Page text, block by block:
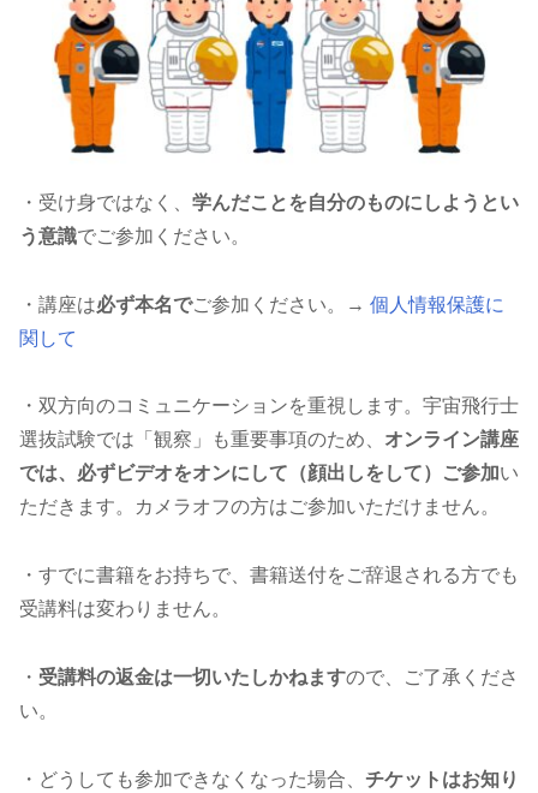
・受け身ではなく、 学んだことを自分のものにしようとい
う意識でご参加ください。
・講座は必ず本名でご参加ください。→ 個人情報保護に
関して
・双方向のコミュニケーションを重視します。宇宙飛行士
選抜試験では「観察」も重要事項のため、 オンライン講座
では、必ずビデオをオンにして（顔出しをして）ご参加い
ただきます。カメラオフの方はご参加いただけません。
・すでに書籍をお持ちで、書籍送付をご辞退される方でも
受講料は変わりません。
・ 受講料の返金は一切いたしかねますので、ご了承くださ
い。
・どうしても参加できなくなった場合、 チケットはお知り